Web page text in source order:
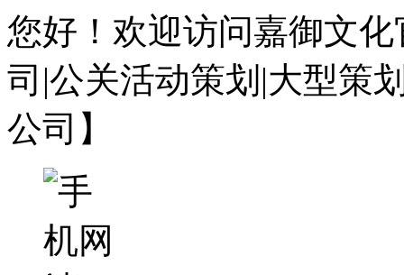
您好！欢迎访问嘉御文
司|公关活动策划|大型策
公司】